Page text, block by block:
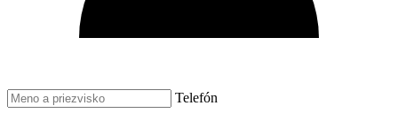
Telefón